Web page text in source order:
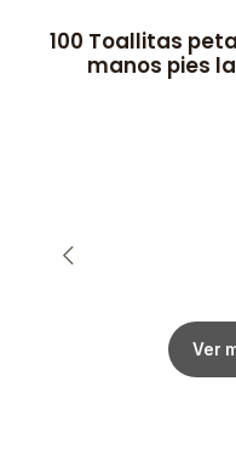
-50% OFF
100 Toallitas
manos pies
Ver